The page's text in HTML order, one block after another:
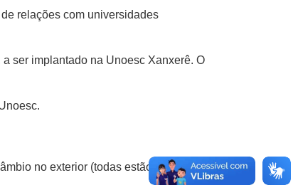
relações com universidades
ser implantado na Unoesc Xanxerê. O
no exterior (todas estão na faixa